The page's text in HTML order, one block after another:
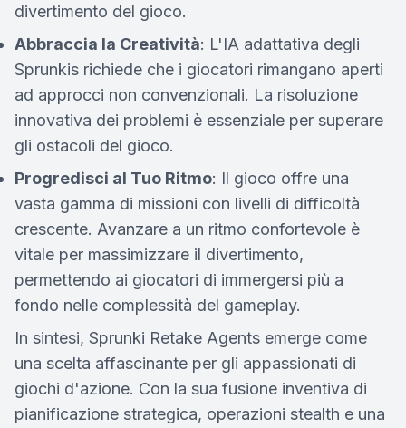
divertimento del gioco.
Abbraccia la Creatività: L'IA adattativa degli
Sprunkis richiede che i giocatori rimangano aperti
ad approcci non convenzionali. La risoluzione
innovativa dei problemi è essenziale per superare
gli ostacoli del gioco.
Progredisci al Tuo Ritmo: Il gioco offre una
vasta gamma di missioni con livelli di difficoltà
crescente. Avanzare a un ritmo confortevole è
vitale per massimizzare il divertimento,
permettendo ai giocatori di immergersi più a
fondo nelle complessità del gameplay.
In sintesi, Sprunki Retake Agents emerge come
una scelta affascinante per gli appassionati di
giochi d'azione. Con la sua fusione inventiva di
pianificazione strategica, operazioni stealth e una